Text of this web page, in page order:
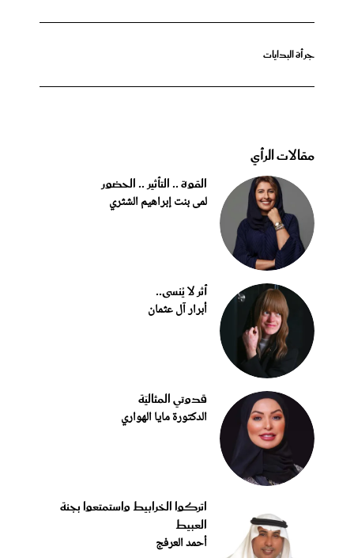
جرأة البدايات
مقالات الرأي
القوة .. التأثير .. الحضور
لمى بنت إبراهيم الشثري
أثر لا يُنسى..
أبرار آل عثمان
قدوتي المثاليّة
الدكتورة مايا الهواري
اتركوا الخرابيط واستمتعوا بجنة
العبيط
أحمد العرفج